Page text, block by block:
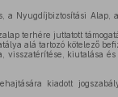
a Nyugdíjbiztosítási
terhére juttatott
alá tartozó kötelező
visszatérítése, kiutalása
kiadott